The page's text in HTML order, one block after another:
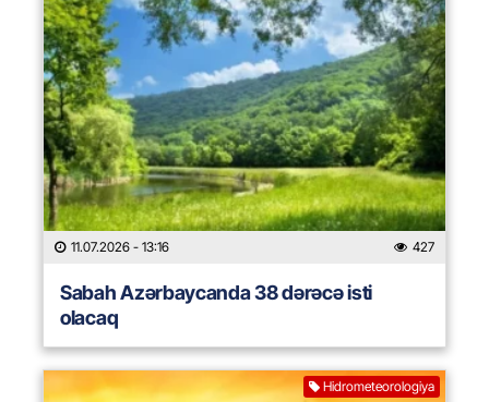
11.07.2026 - 13:16 427
Sabah Azərbaycanda 38 dərəcə isti
olacaq
Hidrometeorologiya